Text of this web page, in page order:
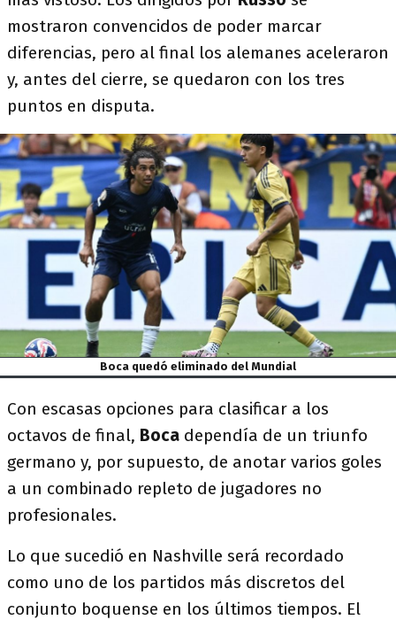
mostraron convencidos de poder marcar
diferencias, pero al final los alemanes aceleraron
y, antes del cierre, se quedaron con los tres
puntos en disputa.
Boca quedó eliminado del Mundial
Con escasas opciones para clasificar a los
octavos de final, Boca dependía de un triunfo
germano y, por supuesto, de anotar varios goles
a un combinado repleto de jugadores no
profesionales.
Lo que sucedió en Nashville será recordado
como uno de los partidos más discretos del
conjunto boquense en los últimos tiempos. El